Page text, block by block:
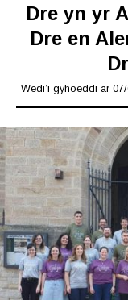
Dre yn yr
Dre en
Wedi’i gyhoeddi ar